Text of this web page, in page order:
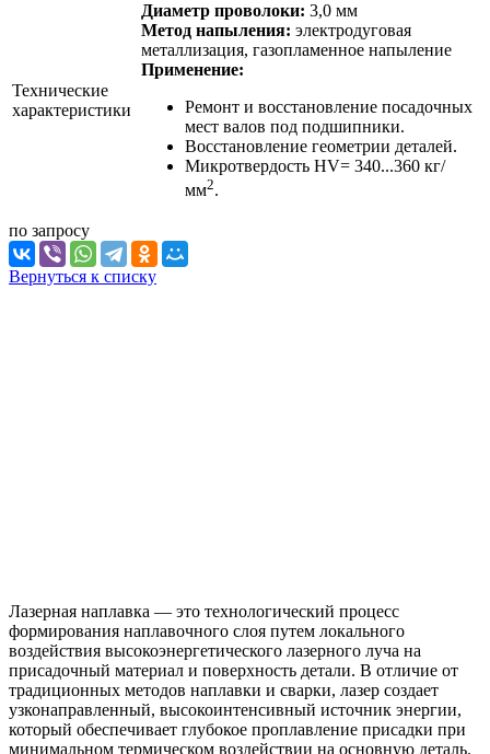
Технические
характеристики
Диаметр проволоки: 3,0 мм
Метод напыления: электродуговая
металлизация, газопламенное напыление
Применение:
Ремонт и восстановление посадочных
мест валов под подшипники.
Восстановление геометрии деталей.
Микротвердость HV= 340...360 кг/
мм2.
по запросу
Вернуться к списку
Лазерная наплавка — это технологический процесс
формирования наплавочного слоя путем локального
воздействия высокоэнергетического лазерного луча на
присадочный материал и поверхность детали. В отличие от
традиционных методов наплавки и сварки, лазер создает
узконаправленный, высокоинтенсивный источник энергии,
который обеспечивает глубокое проплавление присадки при
минимальном термическом воздействии на основную деталь.